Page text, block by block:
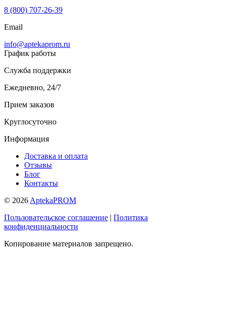
8 (800) 707-26-39
Email
info@aptekaprom.ru
График работы
Служба поддержки
Ежедневно, 24/7
Прием заказов
Круглосуточно
Информация
Доставка и оплата
Отзывы
Блог
Контакты
© 2026 AptekaPROM
Пользовательское соглашение | Политика
конфиденциальности
Копирование материалов запрещено.